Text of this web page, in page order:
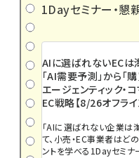
1Dayセミナー・懇
AIに選ばれないECは
「AI需要予測」から「
エージェンティック・
EC戦略【8/26オフライ
「AIに選ばれない企業は
て、小売・EC事業者はど
ントを学べる1Dayセミナ